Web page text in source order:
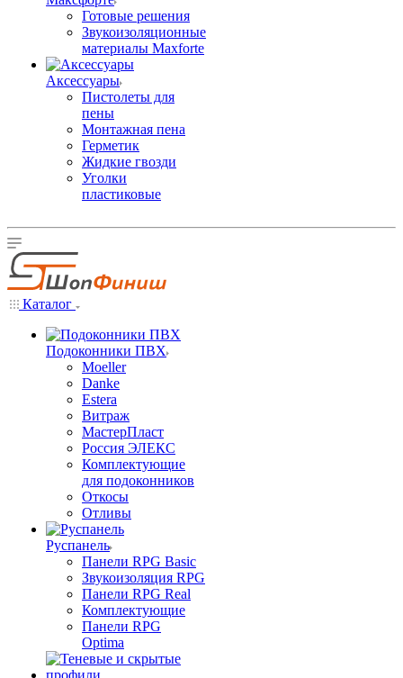
Готовые решения
Звукоизоляционные
материалы Maxforte
Аксессуары
Пистолеты для
пены
Монтажная пена
Герметик
Жидкие гвозди
Уголки
пластиковые
Каталог
Подоконники ПВХ
Moeller
Danke
Estera
Витраж
МастерПласт
Россия ЭЛЕКС
Комплектующие
для подоконников
Откосы
Отливы
Руспанель
Панели RPG Basic
Звукоизоляция RPG
Панели RPG Real
Комплектующие
Панели RPG
Optima